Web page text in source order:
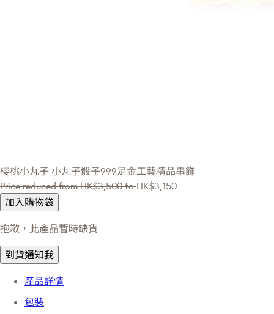
櫻桃小丸子 小丸子骰子999足金工藝精品串飾
Price reduced fromHK$3,500 toHK$3,150
加入購物袋
抱歉，此產品暫時缺貨
到貨通知我
產品詳情
包裝